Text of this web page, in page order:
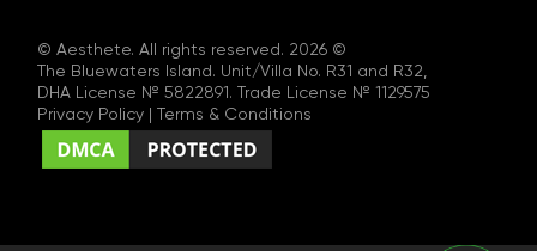
© Aesthete. All rights reserved. 2026 ©
The Bluewaters Island. Unit/Villa No. R31 and R32,
DHA License № 5822891. Trade License № 1129575
Privacy Policy
Terms & Conditions